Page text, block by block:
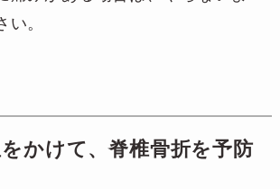
い。
かけて、脊椎骨折を予防